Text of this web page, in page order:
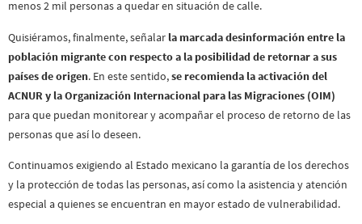
menos 2 mil personas a quedar en situación de calle.
Quisiéramos, finalmente, señalar la marcada desinformación entre la
población migrante con respecto a la posibilidad de retornar a sus
países de origen. En este sentido,se recomienda la activación del
ACNUR y la Organización Internacional para las Migraciones (OIM)
para que puedan monitorear y acompañar el proceso de retorno de las
personas que así lo deseen.
Continuamos exigiendo al Estado mexicano la garantía de los derechos
y la protección de todas las personas, así como la asistencia y atención
especial a quienes se encuentran en mayor estado de vulnerabilidad.